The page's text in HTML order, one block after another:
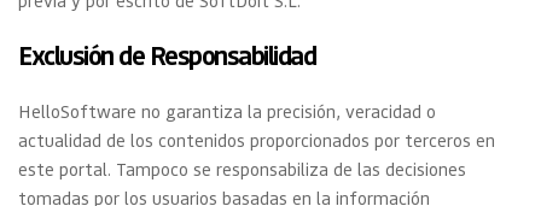
Exclusión de Responsabilidad
HelloSoftware no garantiza la precisión, veracidad o
actualidad de los contenidos proporcionados por terceros en
este portal. Tampoco se responsabiliza de las decisiones
tomadas por los usuarios basadas en la información